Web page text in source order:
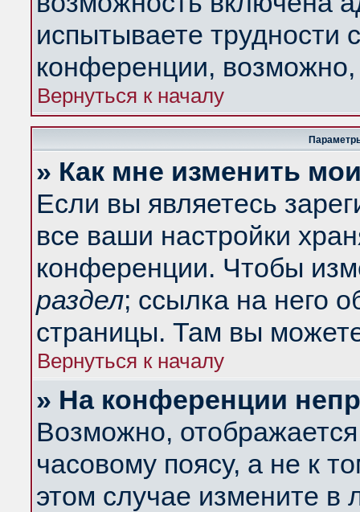
испытываете трудности
конференции,
Вернуться к началу
» Как мне изменить
Если вы являетесь
все ваши настройки
конференции. Чтобы
раздел; ссылка на него
страницы. Там вы
Вернуться к началу
» На конференции
Возможно,
часовому поясу, а не к
этом случае измените в